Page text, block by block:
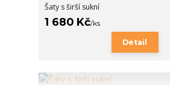
Šaty s širší sukní
1 680 Kč/ks
Detail